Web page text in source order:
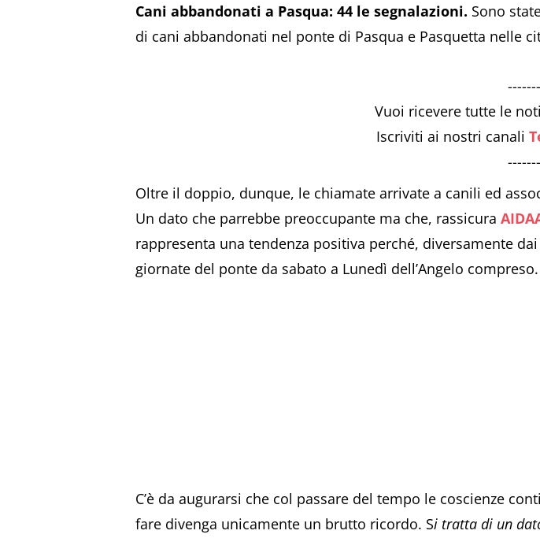
Cani abbandonati a Pasqua: 44 le segnalazioni. Sono
di cani abbandonati nel ponte di Pasqua e Pasquetta nelle
Vuoi ricevere tutte le
Iscriviti ai nostri canali
Oltre il doppio, dunque, le chiamate arrivate a canili ed
Un dato che parrebbe preoccupante ma che, rassicura
rappresenta una tendenza positiva perché, diversamente
giornate del ponte da sabato a Lunedì dell’Angelo compreso.
C’è da augurarsi che col passare del tempo le coscienze
fare divenga unicamente un brutto ricordo. Si tratta di un